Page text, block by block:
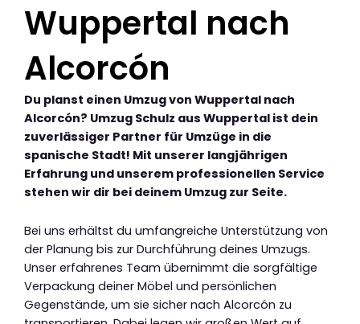
Wuppertal nach
Alcorcón
Du planst einen Umzug von Wuppertal nach
Alcorcón? Umzug Schulz aus Wuppertal ist dein
zuverlässiger Partner für Umzüge in die
spanische Stadt! Mit unserer langjährigen
Erfahrung und unserem professionellen Service
stehen wir dir bei deinem Umzug zur Seite.
Bei uns erhältst du umfangreiche Unterstützung von
der Planung bis zur Durchführung deines Umzugs.
Unser erfahrenes Team übernimmt die sorgfältige
Verpackung deiner Möbel und persönlichen
Gegenstände, um sie sicher nach Alcorcón zu